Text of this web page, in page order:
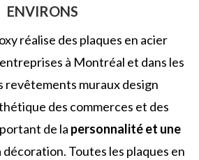
ENVIRONS
réalise des plaques en acier
à Montréal et dans les
revêtements muraux design
des commerces et des
de la personnalité et une
décoration. Toutes les plaques en